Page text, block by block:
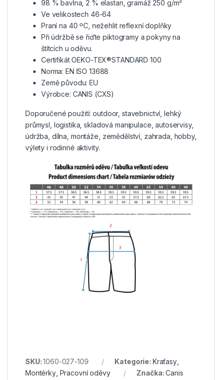
98 % bavlna, 2 % elastan, gramáž 250 g/m²
Ve velikostech 46-64
Praní na 40 ºC, nežehlit reflexní doplňky
Při údržbě se řiďte piktogramy a pokyny na
štítcích u oděvu.
Certifikát OEKO-TEX®STANDARD 100
Norma: EN ISO 13688
Země původu: EU
Výrobce: CANIS (CXS)
Doporučené použití: outdoor, stavebnictví, lehký
průmysl, logistika, skladová manipulace, autoservisy,
údržba, dílna, montáže, zemědělství, zahrada, hobby,
výlety i rodinné aktivity.
SKU:1060-027-109 Kategorie: Kraťasy,
Montérky, Pracovní oděvy Značka:Canis